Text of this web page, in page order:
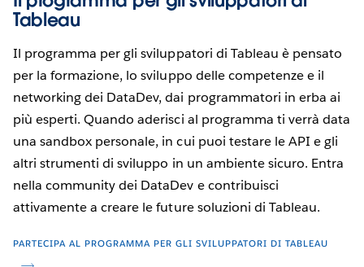
Tableau
Il programma per gli sviluppatori di Tableau è pensato
per la formazione, lo sviluppo delle competenze e il
networking dei DataDev, dai programmatori in erba ai
più esperti. Quando aderisci al programma ti verrà data
una sandbox personale, in cui puoi testare le API e gli
altri strumenti di sviluppo in un ambiente sicuro. Entra
nella community dei DataDev e contribuisci
attivamente a creare le future soluzioni di Tableau.
PARTECIPA AL PROGRAMMA PER GLI SVILUPPATORI DI TABLEAU